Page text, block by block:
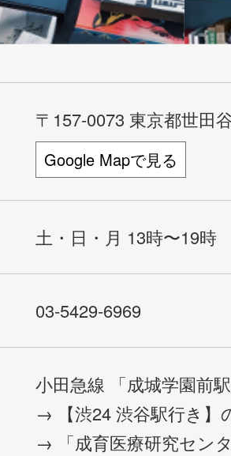
〒157-0073 東京都世田
Google Mapで見る
土・日・月 13時〜19時
03-5429-6969
小田急線 「成城学園前
→ 【渋24 渋谷駅行き】
→ 「成育医療研究セン